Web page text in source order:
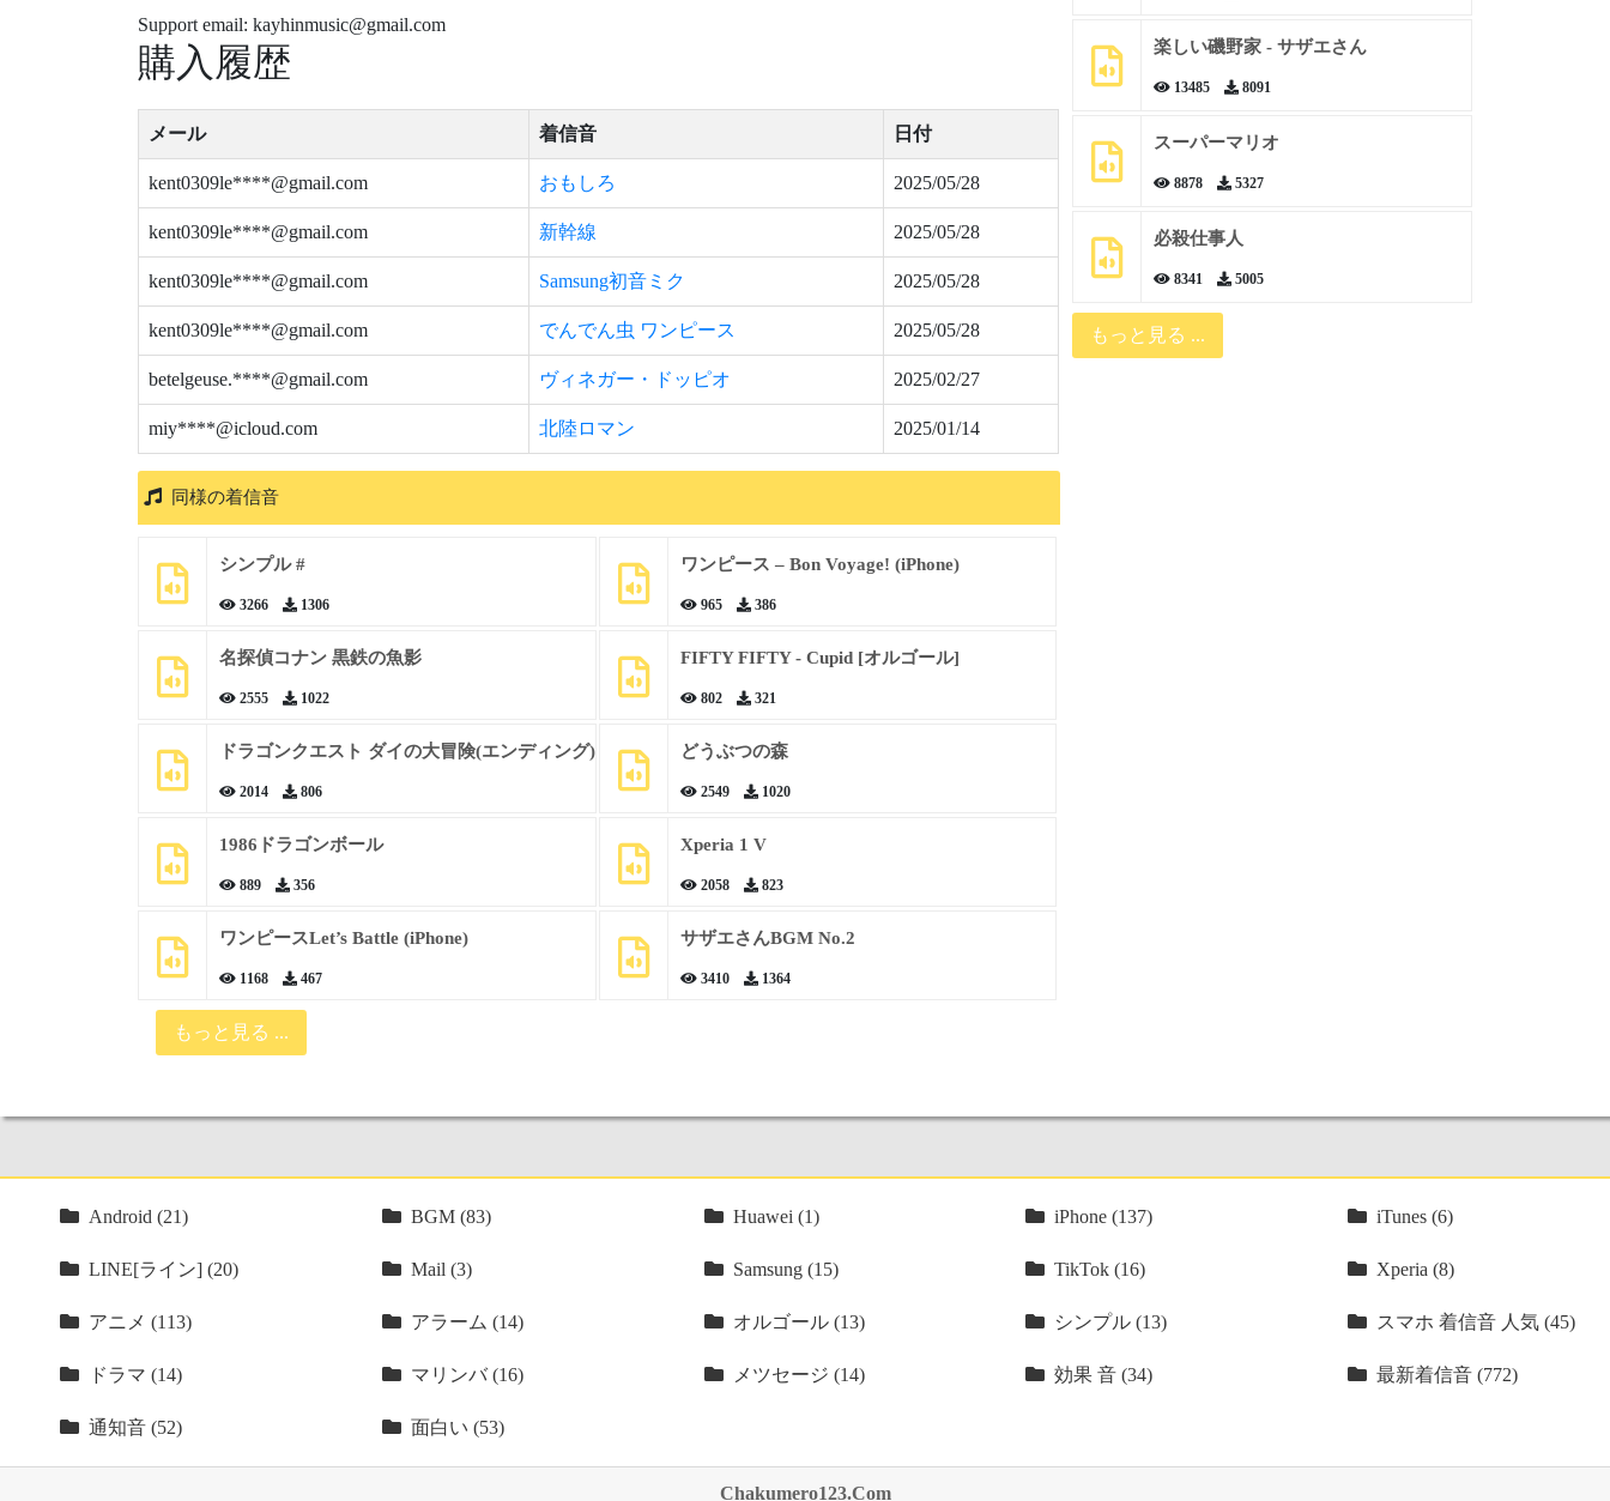
Support email: kayhinmusic@gmail.com
購入履歴
メール 着信音 日付
kent0309le****@gmail.com おもしろ 2025/05/28
kent0309le****@gmail.com 新幹線 2025/05/28
kent0309le****@gmail.com Samsung初音ミク 2025/05/28
kent0309le****@gmail.com でんでん虫 ワンピース 2025/05/28
betelgeuse.****@gmail.com ヴィネガー・ドッピオ 2025/02/27
miy****@icloud.com 北陸ロマン 2025/01/14
同様の着信音
シンプル #
3266 1306
ワンピース – Bon Voyage! (iPhone)
965 386
名探偵コナン 黒鉄の魚影
2555 1022
FIFTY FIFTY - Cupid [オルゴール]
802 321
ドラゴンクエスト ダイの大冒険(エンディング)
2014 806
どうぶつの森
2549 1020
1986ドラゴンボール
889 356
Xperia 1 V
2058 823
ワンピースLet’s Battle (iPhone)
1168 467
サザエさんBGM No.2
3410 1364
もっと見る ...
楽しい磯野家 - サザエさん
13485 8091
スーパーマリオ
8878 5327
必殺仕事人
8341 5005
もっと見る ...
Android (21) BGM (83) Huawei (1) iPhone (137) iTunes (6)
LINE[ライン] (20) Mail (3) Samsung (15) TikTok (16) Xperia (8)
アニメ (113) アラーム (14) オルゴール (13) シンプル (13) スマホ 着信音 人気 (45)
ドラマ (14) マリンバ (16) メツセージ (14) 効果 音 (34) 最新着信音 (772)
通知音 (52) 面白い (53)
Chakumero123.Com